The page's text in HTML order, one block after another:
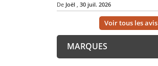
De Joël, 30 juil. 2026
Voir tous les avis
MARQUES